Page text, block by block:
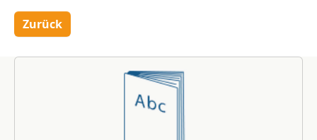
Zurück